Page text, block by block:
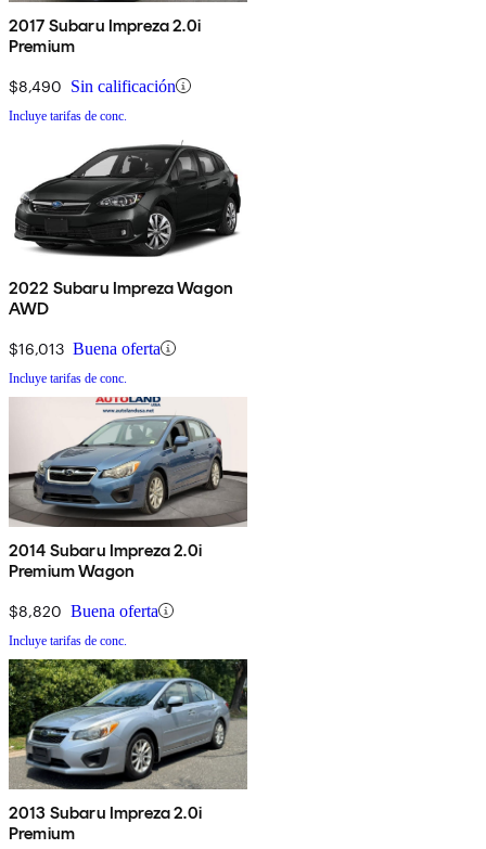
2017 Subaru Impreza 2.0i
Premium
$8,490 Sin calificación
Incluye tarifas de conc.
2022 Subaru Impreza Wagon
AWD
$16,013 Buena oferta
Incluye tarifas de conc.
2014 Subaru Impreza 2.0i
Premium Wagon
$8,820 Buena oferta
Incluye tarifas de conc.
2013 Subaru Impreza 2.0i
Premium